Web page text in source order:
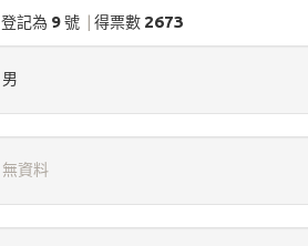
登記為 9號 得票數 2673
男
無資料